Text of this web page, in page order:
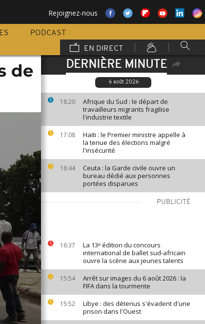
Rejoignez-nous
PODCAST
EN DIRECT
DERNIÈRE MINUTE
6 août 2026
18:20
Afrique du Sud : le départ de
travailleurs migrants fragilise
l'industrie textile
17:08
Haïti : le Premier ministre appelle à
la tenue des élections malgré
l'insécurité
16:44
Ceuta : la Garde civile ouvre un
bureau dédié aux personnes
portées disparues
PUBLICITÉ
16:37
La 13ᵉ édition du concours
international de ballet sud-africain
ouvre la scène aux jeunes talents
15:54
Arrêt sur images du 6 août 2026 : la
FIFA dans la tourmente
15:52
Libye : des détenus s'évadent d'une
prison dans l'Ouest
de